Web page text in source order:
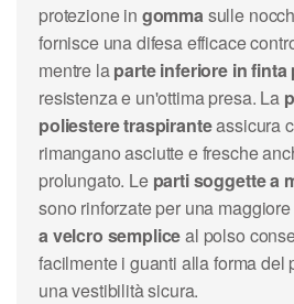
protezione in gommasulle
fornisce una difesa efficace
mentre laparte inferiore in finta
resistenza e un'ottima presa. La
poliestere traspiranteassicura
rimangano asciutte e fresche
prolungato. Le parti soggette a
sono rinforzate per una
a velcro sempliceal polso
facilmente i guanti alla forma del
una vestibilità sicura.